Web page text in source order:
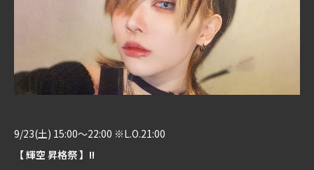
9/23(土) 15:00～22:00 ※L.O.21:00
【 輝空 昇格祭 】!!